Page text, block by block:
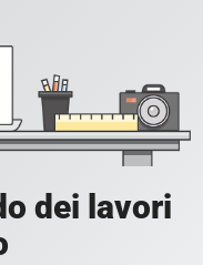
dei lavori